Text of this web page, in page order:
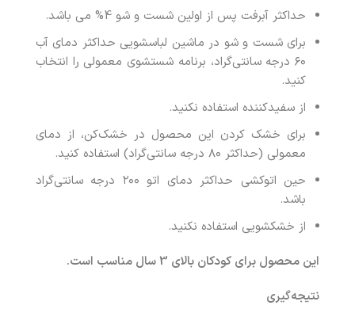
حداکثر آبرفت پس از اولین شست و شو 4% می باشد.
برای شست و شو در ماشین لباسشویی حداکثر دمای آب
۶۰ درجه سانتی‌گراد، برنامه شستشوی معمولی را انتخاب
کنید.
از سفیدکننده استفاده نکنید.
برای خشک کردن این محصول در خشک‌کن، از دمای
معمولی (حداکثر ۸۰ درجه سانتی‌گراد) استفاده کنید.
حین اتوکشی حداکثر دمای اتو ۲۰۰ درجه سانتی‌گراد
باشد.
از خشکشویی استفاده نکنید.
این محصول برای کودکان بالای 3 سال مناسب است.
نتیجه‌گیری